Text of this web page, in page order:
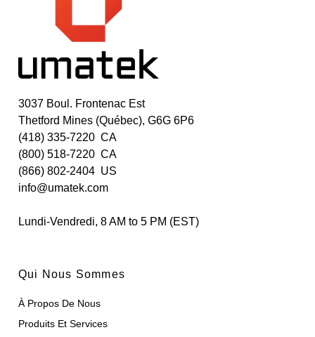
3037 Boul. Frontenac Est
Thetford Mines (Québec), G6G 6P6
(418) 335-7220 CA
(800) 518-7220 CA
(866) 802-2404 US
info@umatek.com
Lundi-Vendredi, 8 AM to 5 PM (EST)
Qui Nous Sommes
À Propos De Nous
Produits Et Services